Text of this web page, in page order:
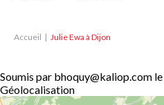
Accueil Julie Ewa à Dijon
Soumis par bhoquy@kaliop.com le
Géolocalisation